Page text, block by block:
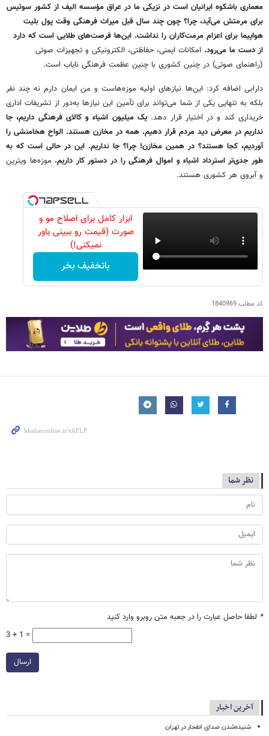
معماری باشکوه ایرانیان است در نزیکی ما در عراق مؤسسه الیف از کشور سوئیس
برای مرمتش می‌آید، چرا؟ چون چند سال قبل میراث فرهنگی وقت پول بلیت
هواپیما برای اعزام مرمت‌کاران را نداشت. این‌ها فرصت‌های طلایی است که دارد
از دست ما می‌رود. امکانات ایمنی، حفاظتی، الکترونیکی و تجهیزات صوتی
(راهنمای صوتی) در چنین کشوری با چنین عظمت فرهنگی نایاب است.
دارابی اضافه کرد: این‌ها نیازهای اولیه موزه‌هاست و من ایمان دارم نه چند نفر
بلکه به تنهایی یکی از شما می‌تواند برای تأمین این نیازها به‌دور از تشریفات اداری
خریداری کند و در اختیار قرار دهد. یک میلیون اشیاء و کالای فرهنگی داریم، جا
نداریم در معرض دید مردم قرار دهیم. همه در مخازن هستند. الواح هخامنشی را
آوردیم، کجا هستند؟ در همین مخازن! چرا؟ جا نداریم. این در حالی است که به
طور جدی‌تر استرداد اشیاء و اموال فرهنگی را در دستور کار داریم. موزه‌ها ویترین
و آبروی هر کشوری هستند.
ابزار کامل برای اصلاح مو و
صورت (قیمت رو ببینی باور
نمیکنی!)
باتخفیف بخر
کد مطلب1840969
نظر شما
* لطفا حاصل عبارت را در جعبه متن روبرو وارد کنید
3 + 1 =
ارسال
آخرین اخبار
شنیده‌شدن صدای انفجار در تهران